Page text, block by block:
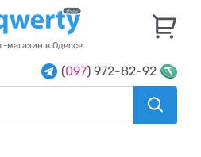
магазин в Одессе
(097) 972-82-92